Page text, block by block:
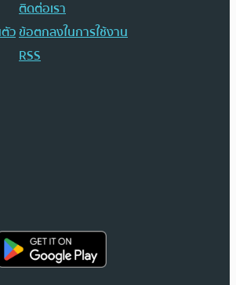
ติดต่อเรา
วข้อตกลงในการใช้งาน
RSS